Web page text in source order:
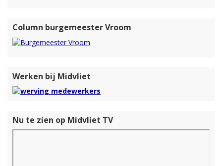
Column burgemeester Vroom
Werken bij Midvliet
Nu te zien op Midvliet TV